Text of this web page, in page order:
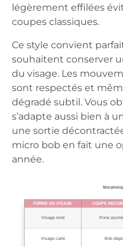
légèrement effilées
coupes classiques.
Ce style convient
souhaitent conserver
du visage. Les
sont respectés et
dégradé subtil. Vous
s’adapte aussi bien à
une sortie
micro bob en fait une
année.
FORME DU VISAGE COUPE
Visage rond Pixie
Visage carré Bob